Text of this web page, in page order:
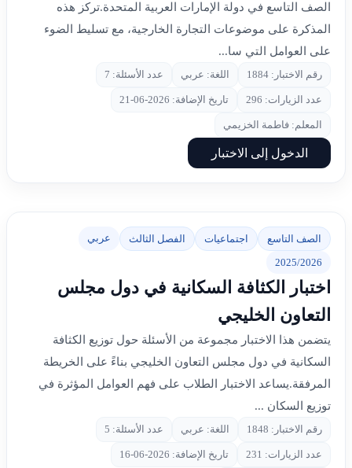
الصف التاسع في دولة الإمارات العربية المتحدة.تركز هذه
المذكرة على موضوعات التجارة الخارجية، مع تسليط الضوء
على العوامل التي سا...
رقم الاختبار: 1884 اللغة: عربي عدد الأسئلة: 7
عدد الزيارات: 296 تاريخ الإضافة: 2026-06-21
المعلم: فاطمة الخزيمي
الدخول إلى الاختبار
الصف التاسع اجتماعيات الفصل الثالث عربي
2025/2026
اختبار الكثافة السكانية في دول مجلس
التعاون الخليجي
يتضمن هذا الاختبار مجموعة من الأسئلة حول توزيع الكثافة
السكانية في دول مجلس التعاون الخليجي بناءً على الخريطة
المرفقة.يساعد الاختبار الطلاب على فهم العوامل المؤثرة في
توزيع السكان ...
رقم الاختبار: 1848 اللغة: عربي عدد الأسئلة: 5
عدد الزيارات: 231 تاريخ الإضافة: 2026-06-16